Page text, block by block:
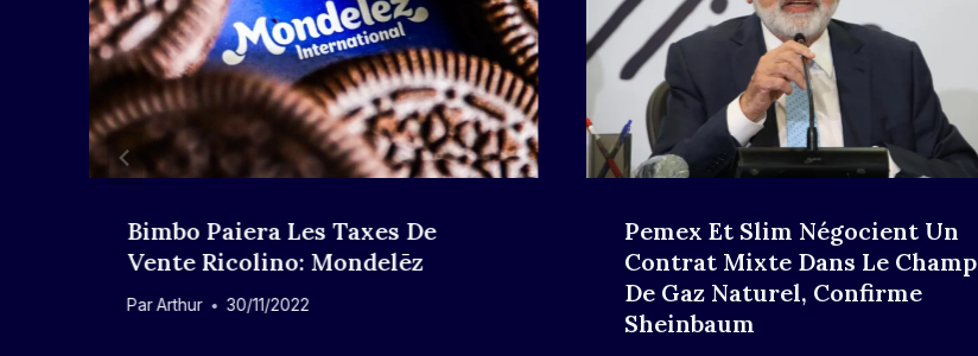
Bimbo Paiera Les Taxes De
Vente Ricolino: Mondelēz
ParArthur 30/11/2022
Pemex Et Slim Négocient Un
Contrat Mixte Dans Le Champ
De Gaz Naturel, Confirme
Sheinbaum